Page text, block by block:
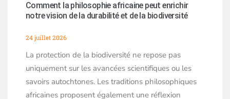
Comment la philosophie africaine peut enrichir
notre vision de la durabilité et de la biodiversité
24 juillet 2026
La protection de la biodiversité ne repose pas
uniquement sur les avancées scientifiques ou les
savoirs autochtones. Les traditions philosophiques
africaines proposent également une réflexion